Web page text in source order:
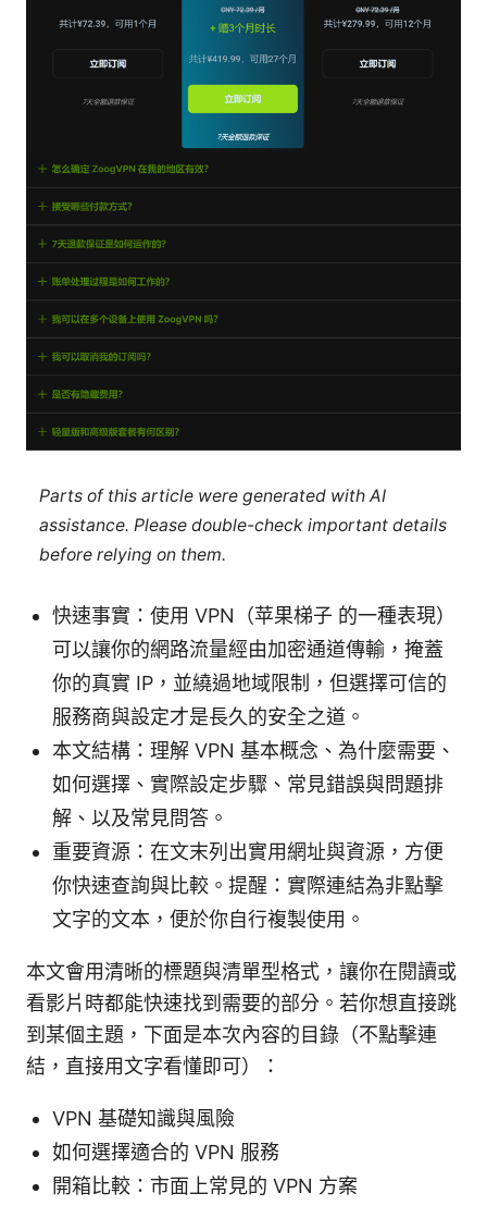
Parts of this article were generated with AI
assistance. Please double-check important details
before relying on them.
快速事實：使用 VPN（苹果梯子 的一種表現）
可以讓你的網路流量經由加密通道傳輸，掩蓋
你的真實 IP，並繞過地域限制，但選擇可信的
服務商與設定才是長久的安全之道。
本文結構：理解 VPN 基本概念、為什麼需要、
如何選擇、實際設定步驟、常見錯誤與問題排
解、以及常見問答。
重要資源：在文末列出實用網址與資源，方便
你快速查詢與比較。提醒：實際連結為非點擊
文字的文本，便於你自行複製使用。
本文會用清晰的標題與清單型格式，讓你在閱讀或
看影片時都能快速找到需要的部分。若你想直接跳
到某個主題，下面是本次內容的目錄（不點擊連
結，直接用文字看懂即可）：
VPN 基礎知識與風險
如何選擇適合的 VPN 服務
開箱比較：市面上常見的 VPN 方案